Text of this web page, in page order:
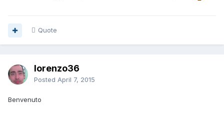
Quote
lorenzo36
Posted April 7, 2015
Benvenuto